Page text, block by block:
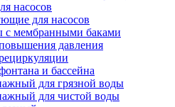
насосов
для насосов
с мембранными баками
давления
и бассейна
для грязной воды
для чистой воды